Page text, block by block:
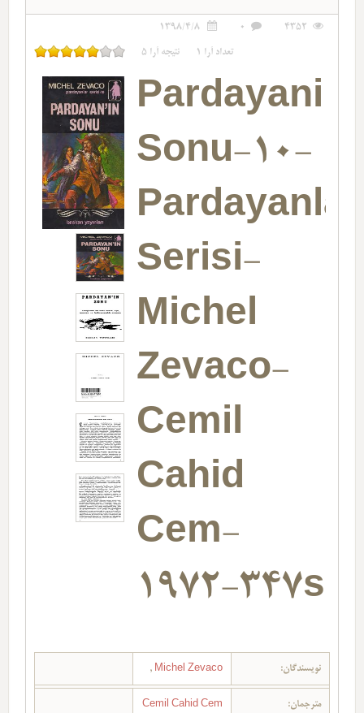
4352
0
1398/4/8
تعداد آرا 1 نتیجه آرا 5
Pardayanin
Sonu-10-
Pardayanlar
Serisi-
Michel
Zevaco-
Cemil
Cahid
Cem-
1972-347s
نویسندگان: Michel Zevaco
,
مترجمان:
Cemil Cahid Cem